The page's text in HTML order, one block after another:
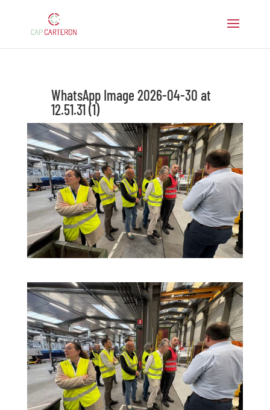
WhatsApp Image 2026-04-30 at
12.51.31 (1)